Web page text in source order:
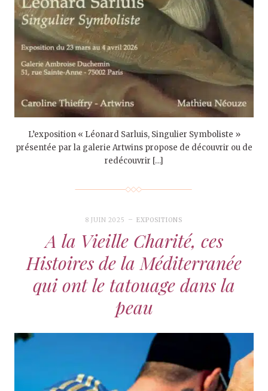
L’exposition « Léonard Sarluis, Singulier Symboliste »
présentée par la galerie Artwins propose de découvrir ou de
redécouvrir […]
8 JUIN 2025 EXPOSITIONS
A la Vieille Charité, ces
Histoires de la Méditerranée
qui ont le tatouage dans la
peau